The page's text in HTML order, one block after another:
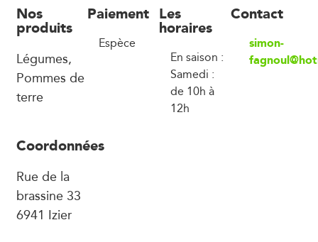
Nos
produits
Légumes,
Pommes de
terre
Paiement
Espèce
Les
horaires
En saison :
Samedi :
de 10h à
12h
Contact
simon-
Coordonnées
Rue de la
brassine 33
6941 Izier